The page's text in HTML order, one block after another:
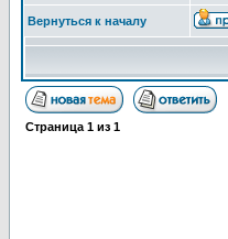
Вернуться к началу
Страница 1 из 1